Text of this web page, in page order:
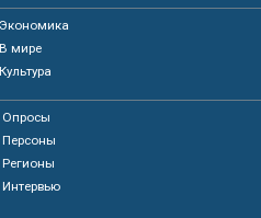
Экономика
В мире
Культура
Опросы
Персоны
Регионы
Интервью